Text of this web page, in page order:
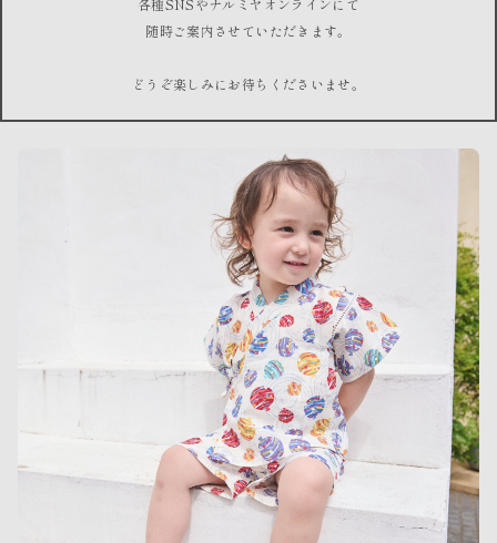
各種SNSやナルミヤオンラインにて
随時ご案内させていただきます。
どうぞ楽しみにお待ちくださいませ。